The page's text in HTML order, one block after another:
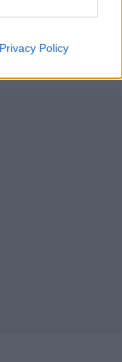
Privacy Policy